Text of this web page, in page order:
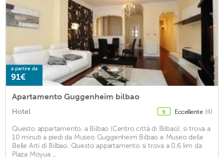
a partire da
91€
Apartamento Guggenheim bilbao
Hotel 9 Eccellente (4)
Questo appartamento, a Bilbao (Centro città di Bilbao), si trova a
10 minuti a piedi da Museo Guggenheim Bilbao e Museo delle
Belle Arti di Bilbao. Questo appartamento si trova a 0,6 km da
Plaza Moyua ...